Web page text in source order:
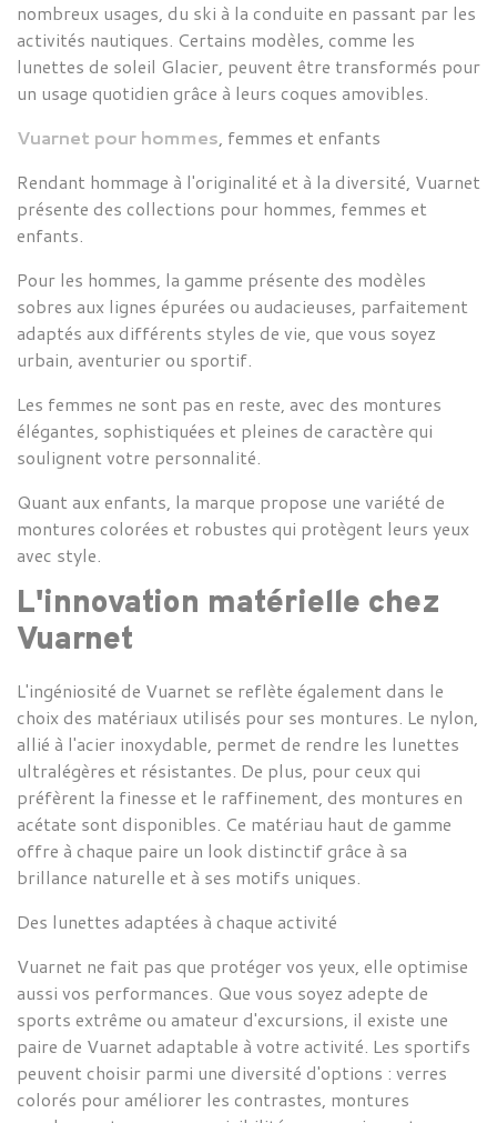
nombreux usages, du ski à la conduite en passant par les
activités nautiques. Certains modèles, comme les
lunettes de soleil Glacier, peuvent être transformés pour
un usage quotidien grâce à leurs coques amovibles.
Vuarnet pour hommes, femmes et enfants
Rendant hommage à l'originalité et à la diversité, Vuarnet
présente des collections pour hommes, femmes et
enfants.
Pour les hommes, la gamme présente des modèles
sobres aux lignes épurées ou audacieuses, parfaitement
adaptés aux différents styles de vie, que vous soyez
urbain, aventurier ou sportif.
Les femmes ne sont pas en reste, avec des montures
élégantes, sophistiquées et pleines de caractère qui
soulignent votre personnalité.
Quant aux enfants, la marque propose une variété de
montures colorées et robustes qui protègent leurs yeux
avec style.
L'innovation matérielle chez
Vuarnet
L'ingéniosité de Vuarnet se reflète également dans le
choix des matériaux utilisés pour ses montures. Le nylon,
allié à l'acier inoxydable, permet de rendre les lunettes
ultralégères et résistantes. De plus, pour ceux qui
préfèrent la finesse et le raffinement, des montures en
acétate sont disponibles. Ce matériau haut de gamme
offre à chaque paire un look distinctif grâce à sa
brillance naturelle et à ses motifs uniques.
Des lunettes adaptées à chaque activité
Vuarnet ne fait pas que protéger vos yeux, elle optimise
aussi vos performances. Que vous soyez adepte de
sports extrême ou amateur d'excursions, il existe une
paire de Vuarnet adaptable à votre activité. Les sportifs
peuvent choisir parmi une diversité d'options : verres
colorés pour améliorer les contrastes, montures